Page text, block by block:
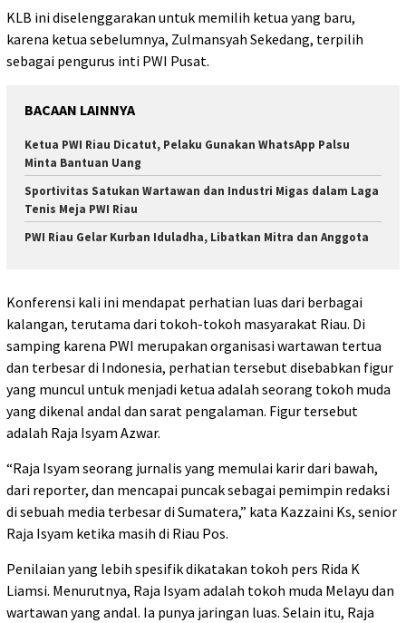
KLB ini diselenggarakan untuk memilih ketua yang baru,
karena ketua sebelumnya, Zulmansyah Sekedang, terpilih
sebagai pengurus inti PWI Pusat.
BACAAN LAINNYA
Ketua PWI Riau Dicatut, Pelaku Gunakan WhatsApp Palsu
Minta Bantuan Uang
Sportivitas Satukan Wartawan dan Industri Migas dalam Laga
Tenis Meja PWI Riau
PWI Riau Gelar Kurban Iduladha, Libatkan Mitra dan Anggota
Konferensi kali ini mendapat perhatian luas dari berbagai
kalangan, terutama dari tokoh-tokoh masyarakat Riau. Di
samping karena PWI merupakan organisasi wartawan tertua
dan terbesar di Indonesia, perhatian tersebut disebabkan figur
yang muncul untuk menjadi ketua adalah seorang tokoh muda
yang dikenal andal dan sarat pengalaman. Figur tersebut
adalah Raja Isyam Azwar.
“Raja Isyam seorang jurnalis yang memulai karir dari bawah,
dari reporter, dan mencapai puncak sebagai pemimpin redaksi
di sebuah media terbesar di Sumatera,” kata Kazzaini Ks, senior
Raja Isyam ketika masih di Riau Pos.
Penilaian yang lebih spesifik dikatakan tokoh pers Rida K
Liamsi. Menurutnya, Raja Isyam adalah tokoh muda Melayu dan
wartawan yang andal. Ia punya jaringan luas. Selain itu, Raja